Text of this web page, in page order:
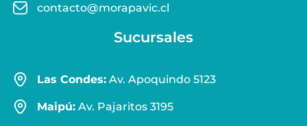
contacto@morapavic.cl
Sucursales
Las Condes: Av. Apoquindo 5123
Maipú: Av. Pajaritos 3195